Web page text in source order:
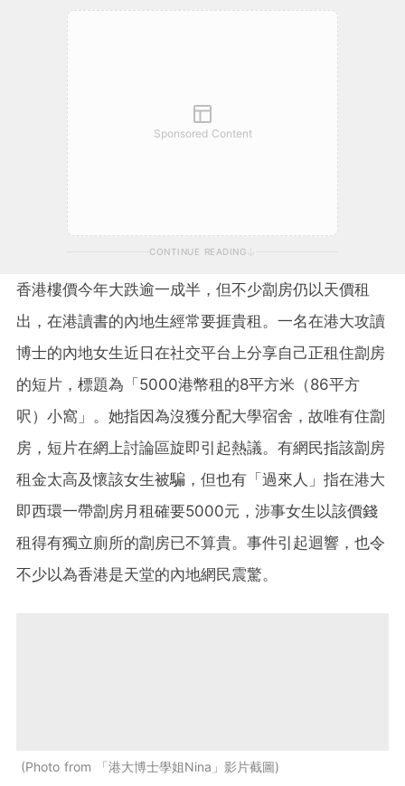
Sponsored Content
CONTINUE READING
香港樓價今年大跌逾一成半，但不少劏房仍以天價租
出，在港讀書的內地生經常要捱貴租。一名在港大攻讀
博士的內地女生近日在社交平台上分享自己正租住劏房
的短片，標題為「5000港幣租的8平方米（86平方
呎）小窩」。她指因為沒獲分配大學宿舍，故唯有住劏
房，短片在網上討論區旋即引起熱議。有網民指該劏房
租金太高及懷該女生被騙，但也有「過來人」指在港大
即西環一帶劏房月租確要5000元，涉事女生以該價錢
租得有獨立廁所的劏房已不算貴。事件引起迴響，也令
不少以為香港是天堂的內地網民震驚。
Photo from 「港大博士學姐Nina」影片截圖